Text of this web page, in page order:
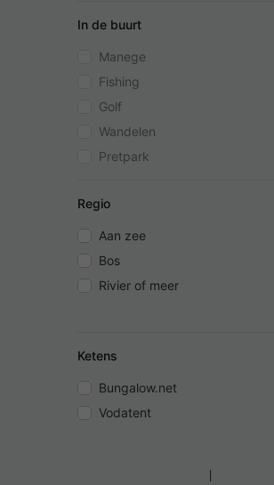
In de buurt
Manege
Fishing
Golf
Wandelen
Pretpark
Regio
Aan zee
Bos
Rivier of meer
Ketens
Bungalow.net
Vodatent